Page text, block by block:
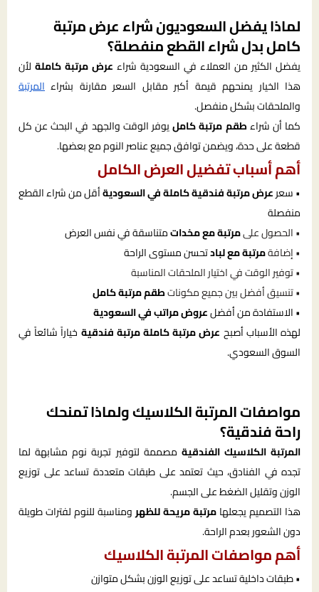
لماذا يفضل السعوديون شراء عرض مرتبة
كامل بدل شراء القطع منفصلة؟
يفضل الكثير من العملاء في السعودية شراء عرض مرتبة كاملة لأن
هذا الخيار يمنحهم قيمة أكبر مقابل السعر مقارنة بشراء المرتبة
والملحقات بشكل منفصل.
كما أن شراءطقم مرتبة كامليوفر الوقت والجهد في البحث عن كل
قطعة على حدة، ويضمن توافق جميع عناصر النوم مع بعضها.
أهم أسباب تفضيل العرض الكامل
• سعرعرض مرتبة فندقية كاملة في السعوديةأقل من شراء القطع
منفصلة
• الحصول علىمرتبة مع مخداتمتناسقة في نفس العرض
• إضافةمرتبة مع لبادتحسن مستوى الراحة
• توفير الوقت في اختيار الملحقات المناسبة
• تنسيق أفضل بين جميع مكوناتطقم مرتبة كامل
• الاستفادة من أفضلعروض مراتب في السعودية
لهذه الأسباب أصبح عرض مرتبة كاملة مرتبة فندقية خياراً شائعاً في
السوق السعودي.
مواصفات المرتبة الكلاسيك ولماذا تمنحك
راحة فندقية؟
المرتبة الكلاسيك الفندقية مصممة لتوفير تجربة نوم مشابهة لما
تجده في الفنادق، حيث تعتمد على طبقات متعددة تساعد على توزيع
الوزن وتقليل الضغط على الجسم.
هذا التصميم يجعلهامرتبة مريحة للظهرومناسبة للنوم لفترات طويلة
دون الشعور بعدم الراحة.
أهم مواصفات المرتبة الكلاسيك
• طبقات داخلية تساعد على توزيع الوزن بشكل متوازن